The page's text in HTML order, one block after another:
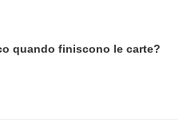
quando finiscono le carte?